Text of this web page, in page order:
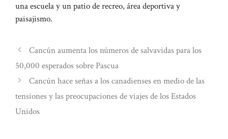
una escuela y un patio de recreo, área deportiva y
paisajismo.
Cancún aumenta los números de salvavidas para los
50,000 esperados sobre Pascua
Cancún hace señas a los canadienses en medio de las
tensiones y las preocupaciones de viajes de los Estados
Unidos